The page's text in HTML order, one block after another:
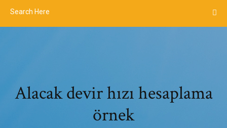
Alacak devir hızı hesaplama
örnek